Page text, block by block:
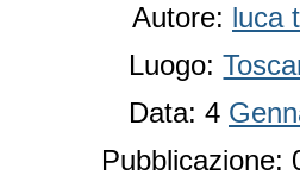
Autore: luca
Luogo:
Data: 4
Pubblicazione: